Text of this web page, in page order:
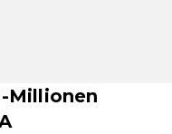
Millionen